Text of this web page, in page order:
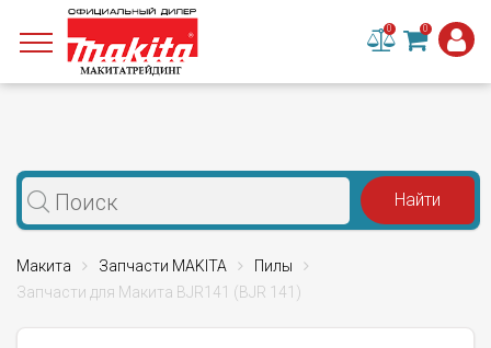
0 0
Макита Запчасти MAKITA
Пилы
Запчасти для Макита BJR141 (BJR 141)